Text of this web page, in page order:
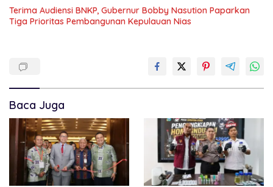
Terima Audiensi BNKP, Gubernur Bobby Nasution Paparkan
Tiga Prioritas Pembangunan Kepulauan Nias
Baca Juga